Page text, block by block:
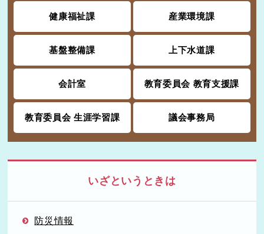
健康福祉課 産業環境課
基盤整備課 上下水道課
会計室 教育委員会 教育支援課
教育委員会 生涯学習課 議会事務局
いざというときは
防災情報